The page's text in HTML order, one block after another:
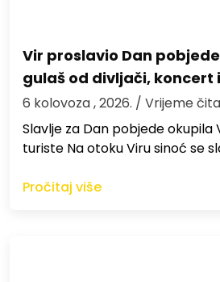
Vir proslavio Dan
gulaš od divljači, koncert
6 kolovoza , 2026. / Vrijeme
Slavlje za Dan pobjede okupila
turiste Na otoku Viru sinoć se
Pročitaj više